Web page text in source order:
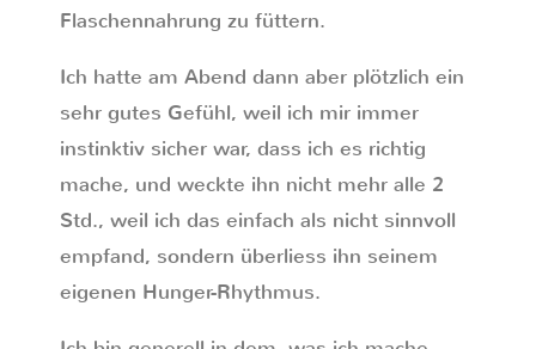
Flaschennahrung zu füttern.
Ich hatte am Abend dann aber plötzlich ein
sehr gutes Gefühl, weil ich mir immer
instinktiv sicher war, dass ich es richtig
mache, und weckte ihn nicht mehr alle 2
Std., weil ich das einfach als nicht sinnvoll
empfand, sondern überliess ihn seinem
eigenen Hunger-Rhythmus.